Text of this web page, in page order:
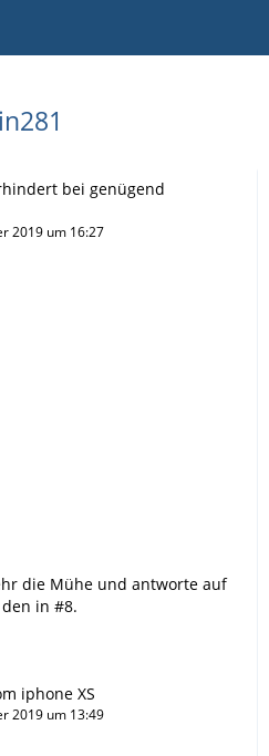
bei genügend
2019 um 16:27
die Mühe und antworte auf
in #8.
iphone XS
2019 um 13:49